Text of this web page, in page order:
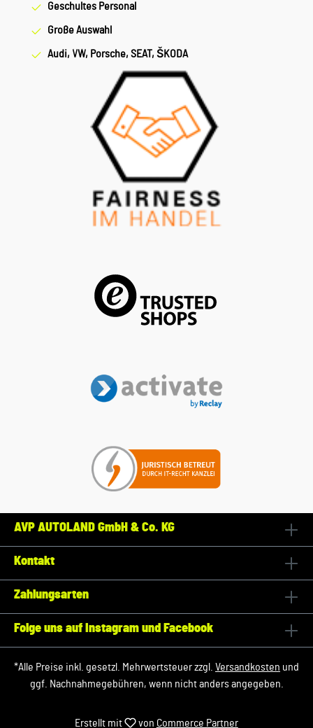
Geschultes Personal
Große Auswahl
Audi, VW, Porsche, SEAT, ŠKODA
AVP AUTOLAND GmbH & Co. KG
Kontakt
Zahlungsarten
Folge uns auf Instagram und Facebook
*Alle Preise inkl. gesetzl. Mehrwertsteuer zzgl. Versandkosten und
ggf. Nachnahmegebühren, wenn nicht anders angegeben.
Erstellt mit von Commerce Partner